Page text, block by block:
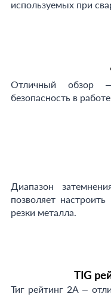
используемых при
Отличный обзор
безопасность в работе.
Диапазон
позволяет
резки металла.
TIG
Тиг рейтинг 2А –